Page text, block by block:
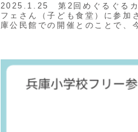
2025.1.25 第2回めぐるぐるカ
フェさん（子ども食堂）に参加
庫公民館での開催とのことで、